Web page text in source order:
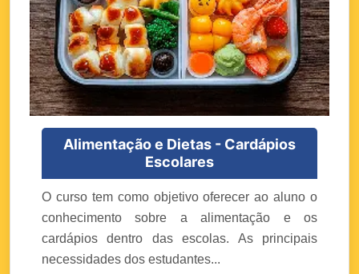
Alimentação e Dietas - Cardápios
Escolares
O curso tem como objetivo oferecer ao aluno o
conhecimento sobre a alimentação e os
cardápios dentro das escolas. As principais
necessidades dos estudantes...